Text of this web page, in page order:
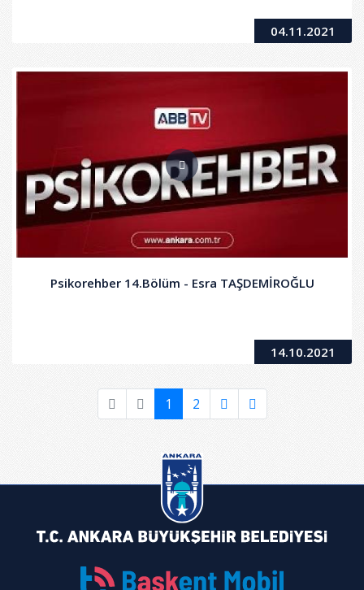
04.11.2021
Psikorehber 14.Bölüm - Esra TAŞDEMİROĞLU
14.10.2021
1 2